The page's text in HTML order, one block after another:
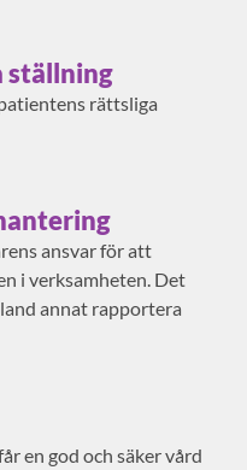
ställning
rättsliga
ansvar för att
i verksamheten. Det
annat rapportera
en god och säker vård